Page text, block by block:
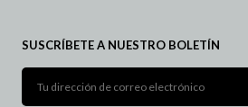
SUSCRÍBETE A NUESTRO BOLETÍN